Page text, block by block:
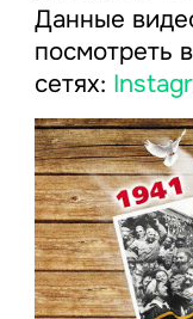
Данные
посмотреть
сетях: